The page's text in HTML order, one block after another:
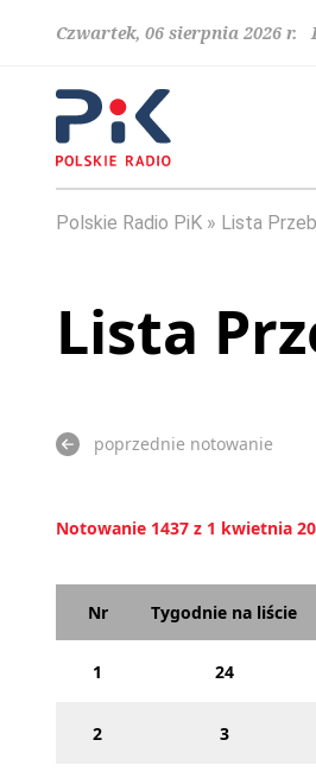
Czwartek, 06 sierpnia 2026 r.
Polskie Radio PiK Lista
Lista
poprzednie notowanie
Notowanie 1437 z 1 kwietnia
Nr Tygodnie na liście
1 24
2 3